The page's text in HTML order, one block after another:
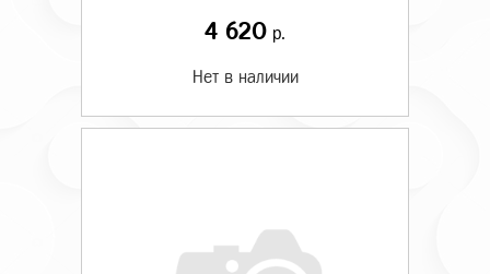
4 620 р.
Нет в наличии